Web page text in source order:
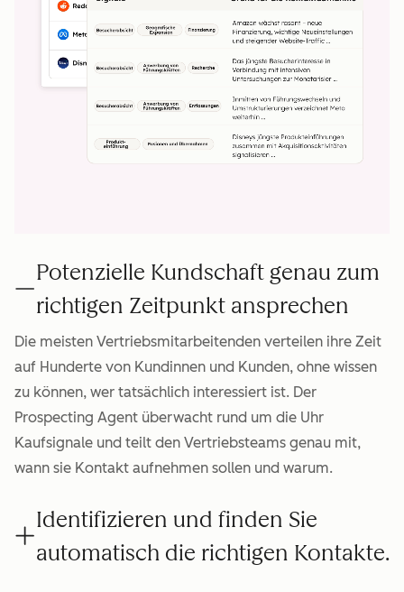
Potenzielle Kundschaft genau zum
richtigen Zeitpunkt ansprechen
Die meisten Vertriebsmitarbeitenden verteilen ihre Zeit
auf Hunderte von Kundinnen und Kunden, ohne wissen
zu können, wer tatsächlich interessiert ist. Der
Prospecting Agent überwacht rund um die Uhr
Kaufsignale und teilt den Vertriebsteams genau mit,
wann sie Kontakt aufnehmen sollen und warum.
Identifizieren und finden Sie
automatisch die richtigen Kontakte.